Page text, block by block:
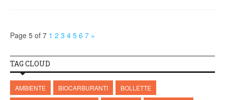
Page 5 of 7 1 2 3 4 5 6 7 »
TAG CLOUD
AMBIENTE BIOCARBURANTI
BOLLETTE